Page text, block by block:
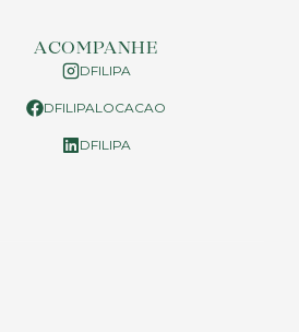
ACOMPANHE
DFILIPA
DFILIPALOCACAO
DFILIPA